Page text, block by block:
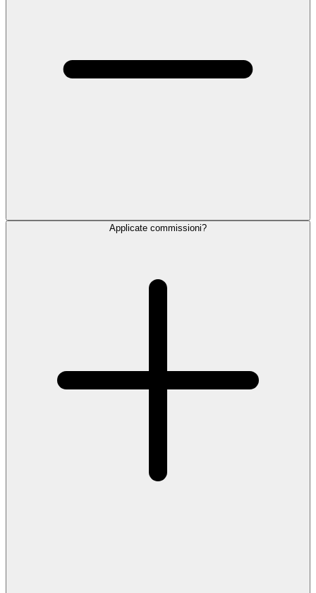
Applicate commissioni?